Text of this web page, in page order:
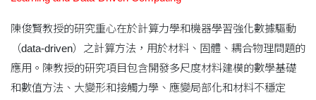
陳俊賢教授的研究重心在於計算力學和機器學習強化數據驅動
（data-driven）之計算方法，用於材料、固體、耦合物理問題的
應用。陳教授的研究項目包含開發多尺度材料建模的數學基礎
和數值方法、大變形和接觸力學、應變局部化和材料不穩定